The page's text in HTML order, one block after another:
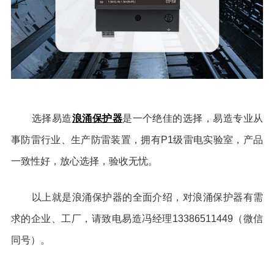
选择易造浪涌保护器是一个绝佳的选择，易造专业从
事防雷行业、生产防雷装置，拥有P1级雷电实验室，产品
一致性好，放心选择，验收无忧。
以上就是浪涌保护器的全面介绍，对浪涌保护器有需
求的企业、工厂，请致电易造冯经理13386511449（微信
同号）。